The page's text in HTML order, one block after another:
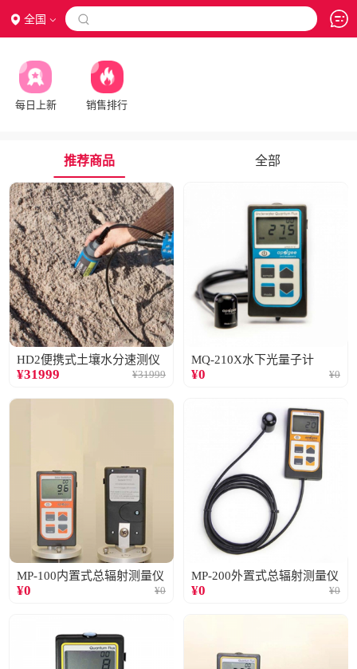
全国 
每日上新 销售排行
推荐商品 全部
HD2便携式土壤水分速测仪
¥31999 ¥31999
MQ-210X水下光量子计
¥0 ¥0
MP-100内置式总辐射测量仪
¥0 ¥0
MP-200外置式总辐射测量仪
¥0 ¥0